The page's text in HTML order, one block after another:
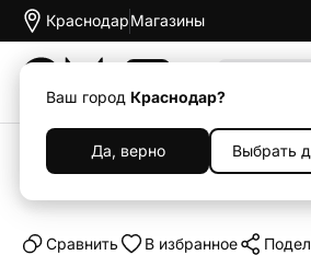
Краснодар
Ваш город Краснодар?
Да, верно Выбрать
Магазины
Каталог Смартфоны
Смартфон Apple
Cравнить В избранное